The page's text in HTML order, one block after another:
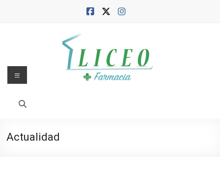
Blog
la
Menú
Actualidad